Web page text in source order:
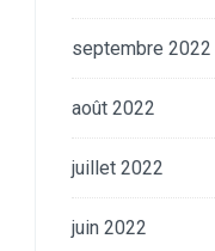
septembre 2022
août 2022
juillet 2022
juin 2022